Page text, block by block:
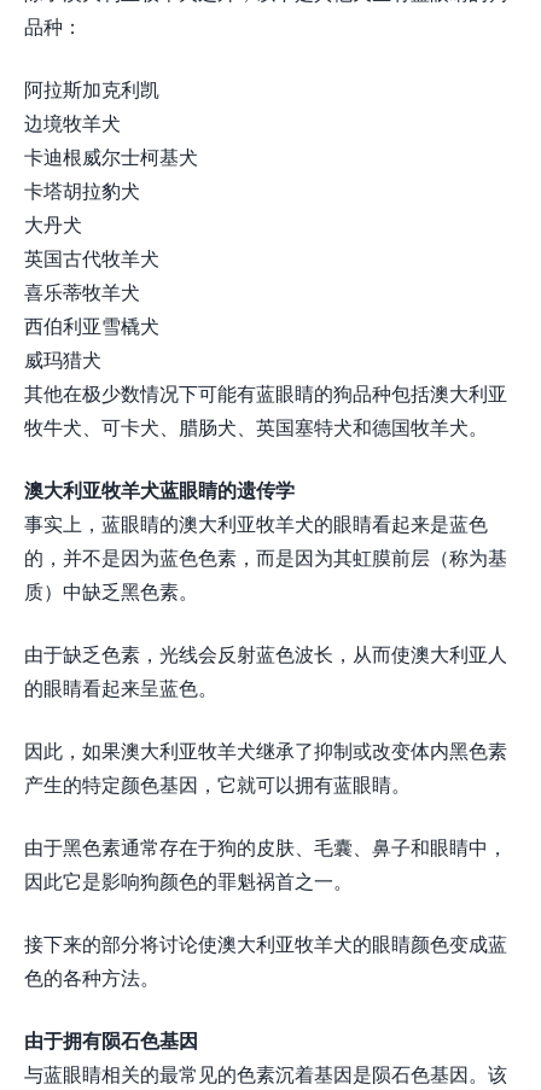
品种：
阿拉斯加克利凯
边境牧羊犬
卡迪根威尔士柯基犬
卡塔胡拉豹犬
大丹犬
英国古代牧羊犬
喜乐蒂牧羊犬
西伯利亚雪橇犬
威玛猎犬
其他在极少数情况下可能有蓝眼睛的狗品种包括澳大利亚
牧牛犬、可卡犬、腊肠犬、英国塞特犬和德国牧羊犬。
澳大利亚牧羊犬蓝眼睛的遗传学
事实上，蓝眼睛的澳大利亚牧羊犬的眼睛看起来是蓝色
的，并不是因为蓝色色素，而是因为其虹膜前层（称为基
质）中缺乏黑色素。
由于缺乏色素，光线会反射蓝色波长，从而使澳大利亚人
的眼睛看起来呈蓝色。
因此，如果澳大利亚牧羊犬继承了抑制或改变体内黑色素
产生的特定颜色基因，它就可以拥有蓝眼睛。
由于黑色素通常存在于狗的皮肤、毛囊、鼻子和眼睛中，
因此它是影响狗颜色的罪魁祸首之一。
接下来的部分将讨论使澳大利亚牧羊犬的眼睛颜色变成蓝
色的各种方法。
由于拥有陨石色基因
与蓝眼睛相关的最常见的色素沉着基因是陨石色基因。该